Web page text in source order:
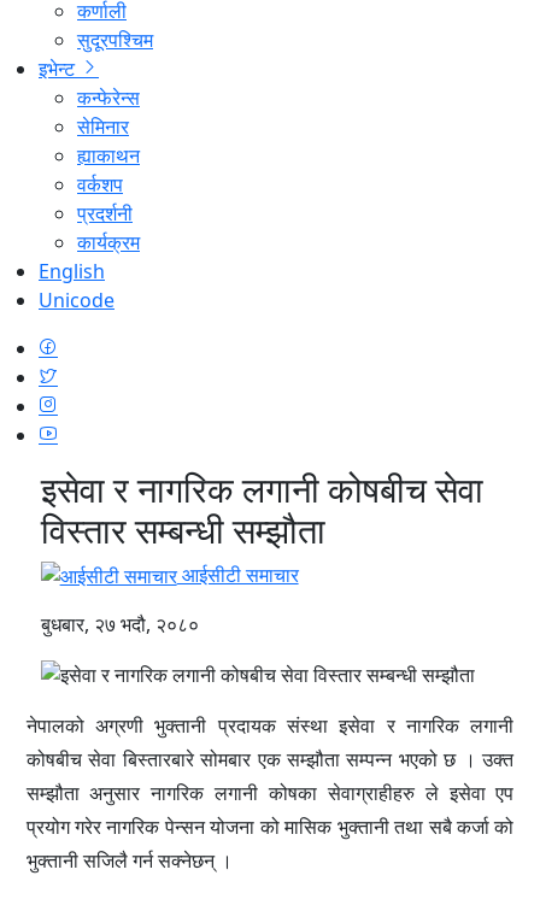
कर्णाली
सुदूरपश्चिम
इभेन्ट
कन्फेरेन्स
सेमिनार
ह्याकाथन
वर्कशप
प्रदर्शनी
कार्यक्रम
English
Unicode
इसेवा र नागरिक लगानी कोषबीच सेवा
विस्तार सम्बन्धी सम्झौता
आईसीटी समाचार
बुधबार, २७ भदौ, २०८०
नेपालको अग्रणी भुक्तानी प्रदायक संस्था इसेवा र नागरिक लगानी
कोषबीच सेवा बिस्तारबारे सोमबार एक सम्झौता सम्पन्न भएको छ । उक्त
सम्झौता अनुसार नागरिक लगानी कोषका सेवाग्राहीहरु ले इसेवा एप
प्रयोग गरेर नागरिक पेन्सन योजना को मासिक भुक्तानी तथा सबै कर्जा को
भुक्तानी सजिलै गर्न सक्नेछन् ।